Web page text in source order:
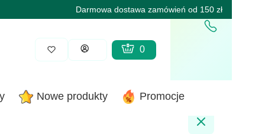
Darmowa dostawa zamówień od 150 zł
Zaloguj się
Produkty w koszyku: 0. Zobacz
Koszyk
Nowe produkty Promocje